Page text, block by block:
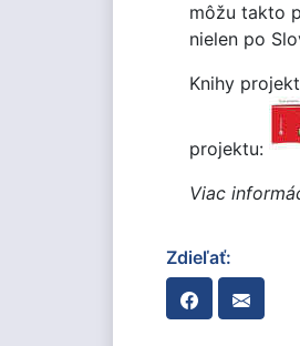
môžu takto
nielen po
Knihy
projektu:
Viac
Zdieľať: